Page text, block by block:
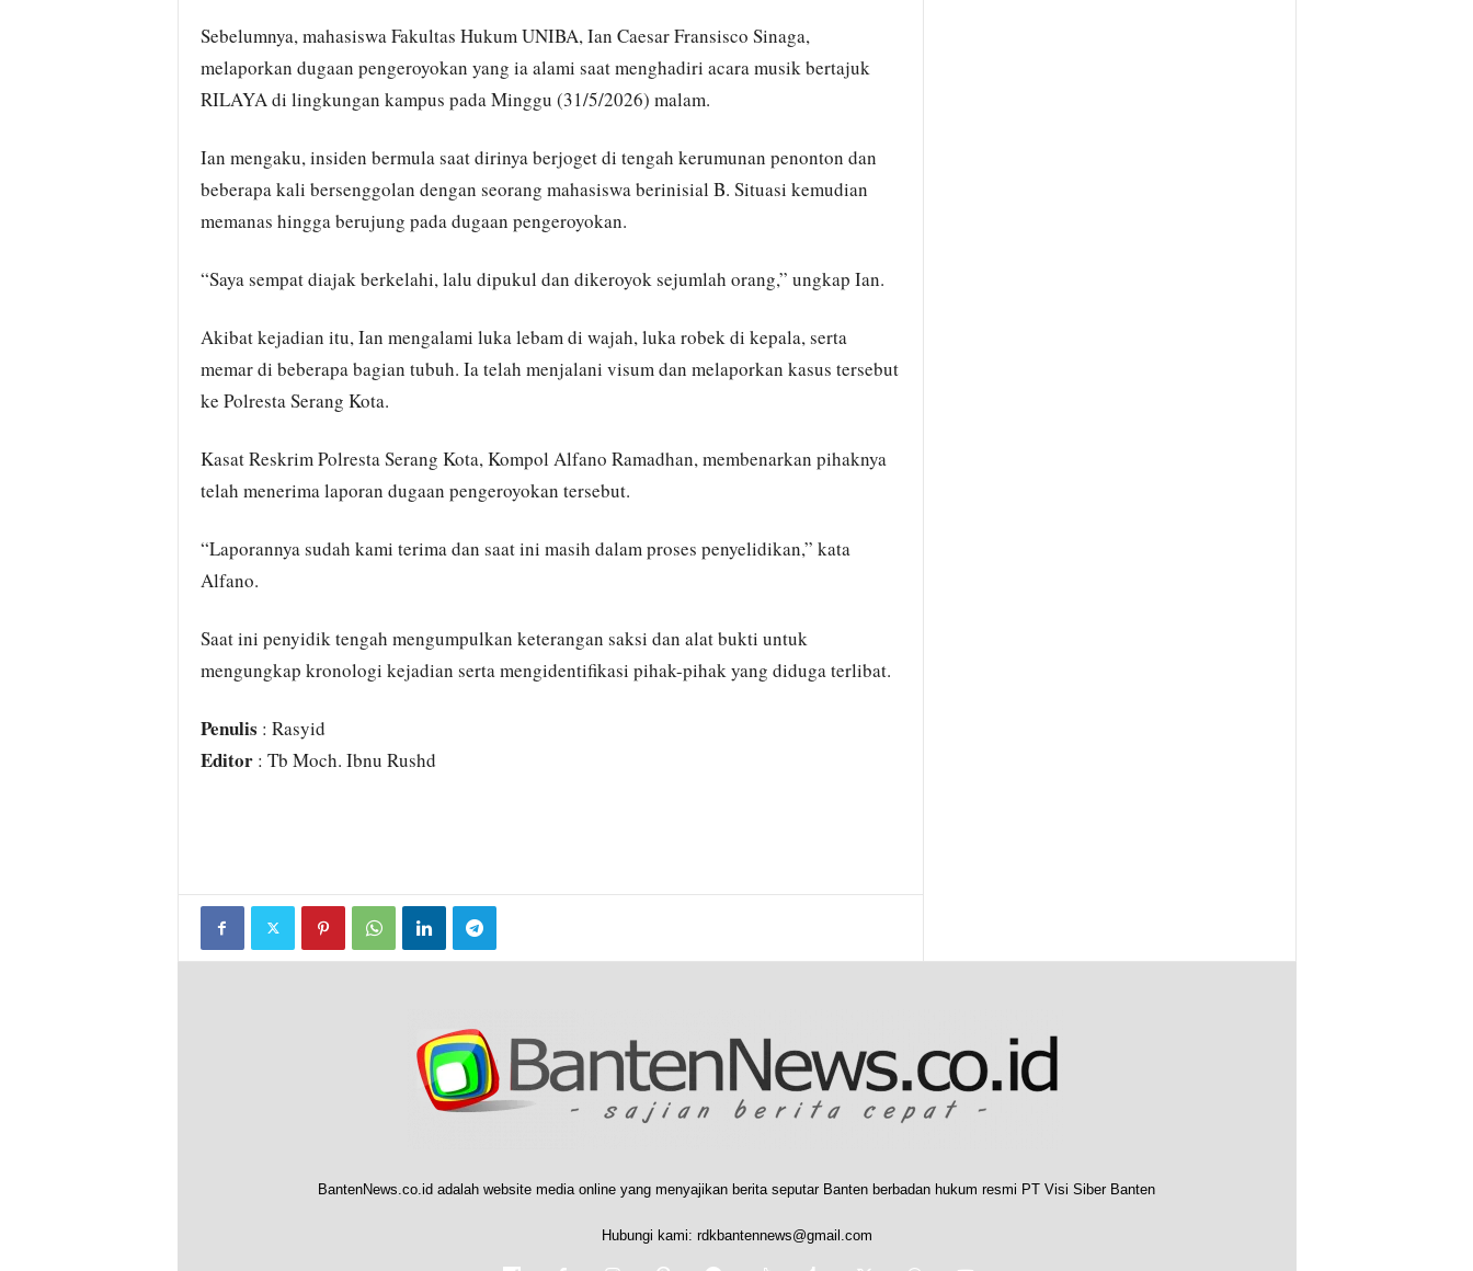
Sebelumnya, mahasiswa Fakultas Hukum UNIBA, Ian Caesar Fransisco Sinaga,
melaporkan dugaan pengeroyokan yang ia alami saat menghadiri acara musik bertajuk
RILAYA di lingkungan kampus pada Minggu (31/5/2026) malam.
Ian mengaku, insiden bermula saat dirinya berjoget di tengah kerumunan penonton dan
beberapa kali bersenggolan dengan seorang mahasiswa berinisial B. Situasi kemudian
memanas hingga berujung pada dugaan pengeroyokan.
“Saya sempat diajak berkelahi, lalu dipukul dan dikeroyok sejumlah orang,” ungkap Ian.
Akibat kejadian itu, Ian mengalami luka lebam di wajah, luka robek di kepala, serta
memar di beberapa bagian tubuh. Ia telah menjalani visum dan melaporkan kasus tersebut
ke Polresta Serang Kota.
Kasat Reskrim Polresta Serang Kota, Kompol Alfano Ramadhan, membenarkan pihaknya
telah menerima laporan dugaan pengeroyokan tersebut.
“Laporannya sudah kami terima dan saat ini masih dalam proses penyelidikan,” kata
Alfano.
Saat ini penyidik tengah mengumpulkan keterangan saksi dan alat bukti untuk
mengungkap kronologi kejadian serta mengidentifikasi pihak-pihak yang diduga terlibat.
Penulis : Rasyid
Editor: Tb Moch. Ibnu Rushd
BantenNews.co.id adalah website media online yang menyajikan berita seputar Banten berbadan hukum resmi PT Visi Siber Banten
Hubungi kami: rdkbantennews@gmail.com